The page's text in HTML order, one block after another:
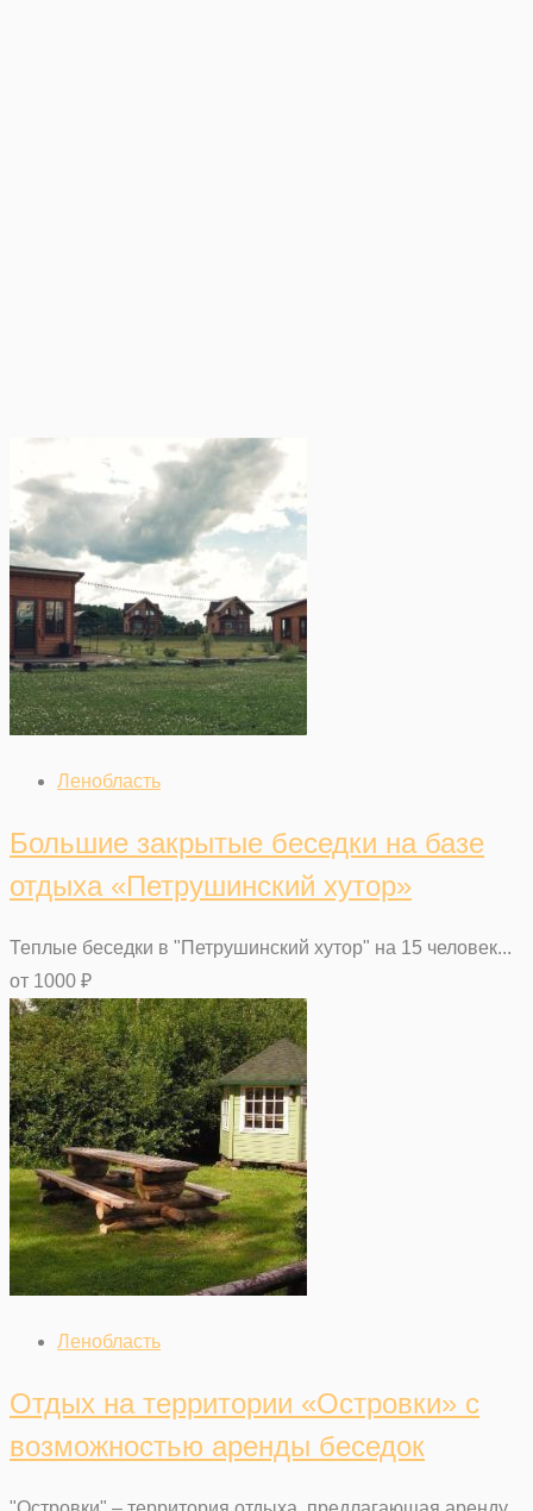
Ленобласть
Большие закрытые беседки на базе
отдыха «Петрушинский хутор»
Теплые беседки в "Петрушинский хутор" на 15 человек...
от 1000 ₽
Ленобласть
Отдых на территории «Островки» с
возможностью аренды беседок